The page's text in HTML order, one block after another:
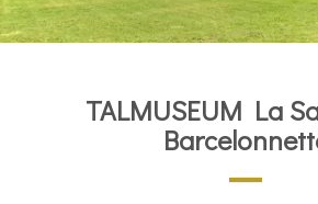
TALMUSEUM La